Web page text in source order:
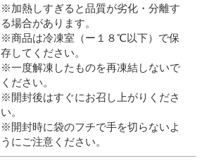
※加熱しすぎると品質が劣化・分離す
る場合があります。
※商品は冷凍室（ー１８℃以下）で保
存してください。
※一度解凍したものを再凍結しないで
ください。
※開封後はすぐにお召し上がりくださ
い。
※開封時に袋のフチで手を切らないよ
うにご注意ください。